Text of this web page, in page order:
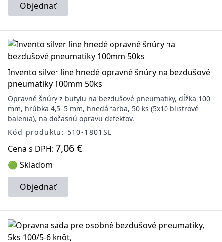
Objednať
Invento silver line hnedé opravné šnúry na bezdušové
pneumatiky 100mm 50ks
Opravné šnúry z butylu na bezdušové pneumatiky, dĺžka 100
mm, hrúbka 4,5–5 mm, hnedá farba, 50 ks (5x10 blistrové
balenia), na dočasnú opravu defektov.
Kód produktu: 510-1801SL
Cena s DPH: 7,06 €
🟢 Skladom
Objednať